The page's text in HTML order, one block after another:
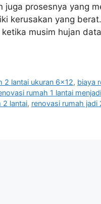
prosesnya yang
kerusakan yang
musim hujan
2 lantai ukuran 6x12, biaya
rumah 1 lantai
2 lantai, renovasi rumah jadi